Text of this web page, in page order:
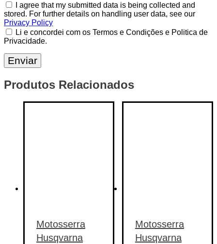
I agree that my submitted data is being collected and
stored. For further details on handling user data, see our
Privacy Policy
Li e concordei com os Termos e Condições e Politica de
Privacidade.
Produtos Relacionados
Motosserra
Husqvarna
Motosserra
Husqvarna